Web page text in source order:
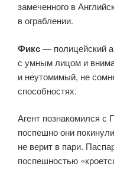
замеченного в
в ограблении.
Фикс— полицейский
с умным лицом и
и неутомимый, не
способностях.
Агент познакомился с
поспешно они
не верит в пари.
поспешностью